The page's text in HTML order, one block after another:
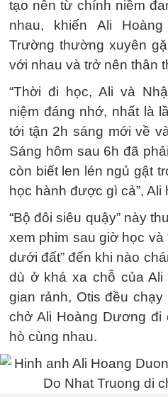
tạo nên từ chính niềm
nhau, khiến Ali
Trường thường xuyên
với nhau và trở nên thân
“Thời đi học, Ali và
niệm đáng nhớ, nhất là
tới tận 2h sáng mới về
Sáng hôm sau 6h đã
còn biết len lén ngủ gật
học hành được gì cả”, Ali
“Bộ đôi siêu quậy” này
xem phim sau giờ học và
dưới đất” đến khi nào
dù ở khá xa chỗ của
gian rảnh, Otis đều
chở Ali Hoàng Dương đi
hò cùng nhau.